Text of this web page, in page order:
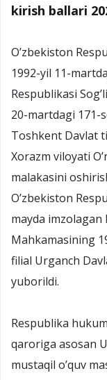
kirish ballari
O’zbekiston
1992-yil 11-
Respublikasi
20-martdagi 171-
Toshkent Davlat
Xorazm viloyati
malakasini
O’zbekiston
mayda imzolagan
Mahkamasining
filial Urganch
yuborildi.
Respublika
qaroriga asosan
mustaqil o’quv